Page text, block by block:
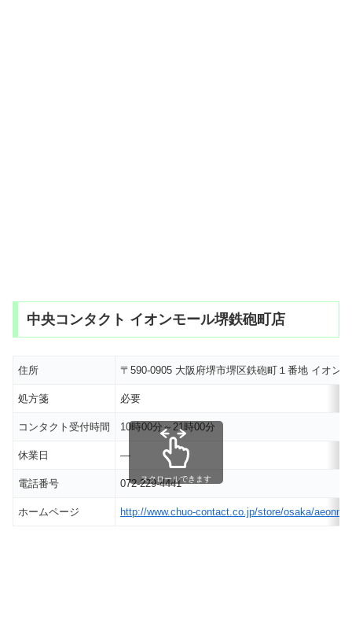
中央コンタクト イオンモール堺鉄砲町店
住所 〒590-0905 大阪府堺市堺区鉄砲町１番地 イオン
処方箋 必要
コンタクト受付時間 10時00分～21時00分
休業日 ―
電話番号 072-229-4441
ホームページ http://www.chuo-contact.co.jp/store/osaka/
スクロールできます